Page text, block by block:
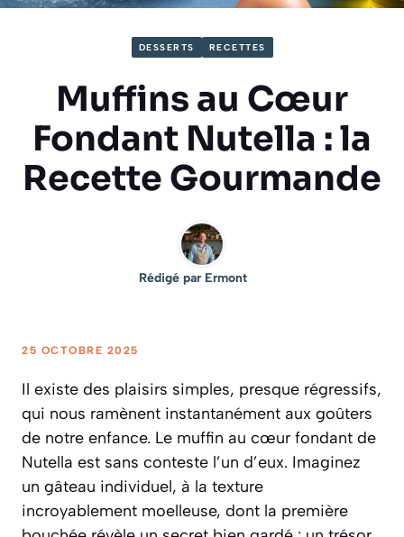
DESSERTS RECETTES
Muffins au Cœur
Fondant Nutella : la
Recette Gourmande
Rédigé par Ermont
25 OCTOBRE 2025
Il existe des plaisirs simples, presque régressifs,
qui nous ramènent instantanément aux goûters
de notre enfance. Le muffin au cœur fondant de
Nutella est sans conteste l’un d’eux. Imaginez
un gâteau individuel, à la texture
incroyablement moelleuse, dont la première